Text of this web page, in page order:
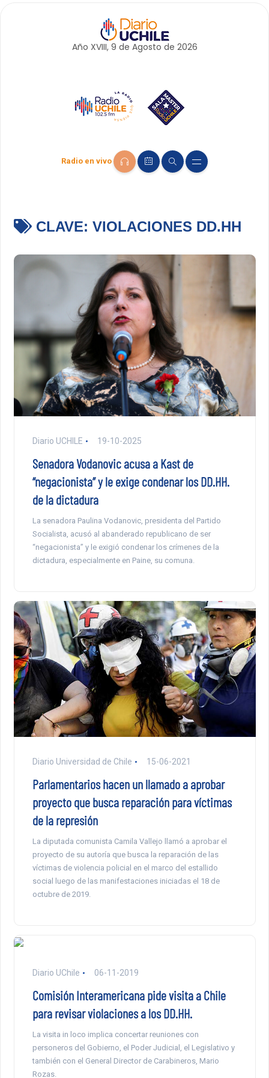
Año XVIII, 9 de Agosto de 2026
Radio en vivo
CLAVE: VIOLACIONES DD.HH
Diario UCHILE 19-10-2025
Senadora Vodanovic acusa a Kast de
“negacionista” y le exige condenar los DD.HH.
de la dictadura
La senadora Paulina Vodanovic, presidenta del Partido
Socialista, acusó al abanderado republicano de ser
“negacionista” y le exigió condenar los crímenes de la
dictadura, especialmente en Paine, su comuna.
Diario Universidad de Chile 15-06-2021
Parlamentarios hacen un llamado a aprobar
proyecto que busca reparación para víctimas
de la represión
La diputada comunista Camila Vallejo llamó a aprobar el
proyecto de su autoría que busca la reparación de las
víctimas de violencia policial en el marco del estallido
social luego de las manifestaciones iniciadas el 18 de
octubre de 2019.
Diario UChile 06-11-2019
Comisión Interamericana pide visita a Chile
para revisar violaciones a los DD.HH.
La visita in loco implica concertar reuniones con
personeros del Gobierno, el Poder Judicial, el Legislativo y
también con el General Director de Carabineros, Mario
Rozas.